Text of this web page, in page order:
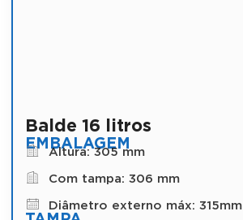
Balde 16 litros
EMBALAGEM
Altura: 305 mm
Com tampa: 306 mm
Diâmetro externo máx: 315mm